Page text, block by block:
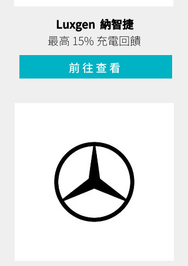
Luxgen 納智捷
最高 15% 充電回饋
前往查看